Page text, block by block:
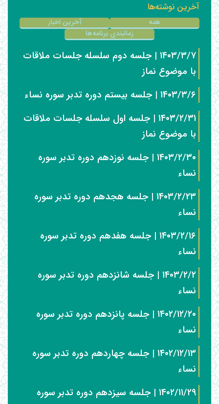
آخرین نوشته‌ها
همه
آخرین اخبار
زمانبندی برنامه‌ها
۱۴۰۳/۳/۷ | جلسه دوم سلسله جلسات ملاقات
با موضوع نماز
۱۴۰۳/۳/۶ | جلسه بیستم دوره تدبر سوره نساء
۱۴۰۳/۲/۳۱ | جلسه اول سلسله جلسات ملاقات
با موضوع نماز
۱۴۰۳/۲/۳۰ | جلسه نوزدهم دوره تدبر سوره
نساء
۱۴۰۳/۲/۲۳ | جلسه هجدهم دوره تدبر سوره
نساء
۱۴۰۳/۲/۱۶ | جلسه هفدهم دوره تدبر سوره
نساء
۱۴۰۳/۲/۲ | جلسه شانزدهم دوره تدبر سوره
نساء
۱۴۰۲/۱۲/۲۰ | جلسه پانزدهم دوره تدبر سوره
نساء
۱۴۰۲/۱۲/۱۳ | جلسه چهاردهم دوره تدبر سوره
نساء
۱۴۰۲/۱۱/۲۹ | جلسه سیزدهم دوره تدبر سوره